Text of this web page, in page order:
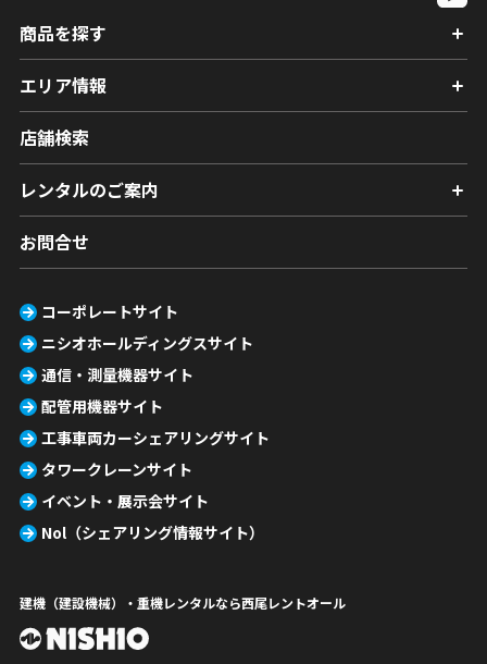
商品を探す
エリア情報
店舗検索
レンタルのご案内
お問合せ
コーポレートサイト
ニシオホールディングスサイト
通信・測量機器サイト
配管用機器サイト
工事車両カーシェアリングサイト
タワークレーンサイト
イベント・展示会サイト
Nol（シェアリング情報サイト）
建機（建設機械）・重機レンタルなら西尾レントオール